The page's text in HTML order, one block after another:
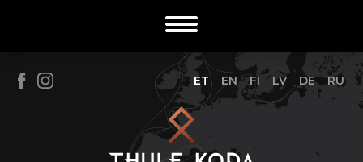
ET EN FI LV DE RU